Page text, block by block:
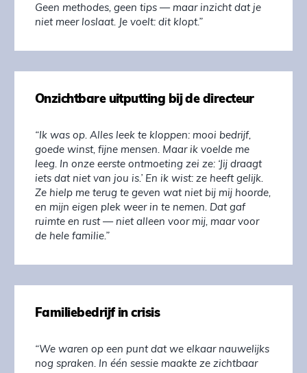
Geen methodes, geen tips — maar inzicht dat je
niet meer loslaat. Je voelt: dit klopt.”
Onzichtbare uitputting bij de directeur
“Ik was op. Alles leek te kloppen: mooi bedrijf,
goede winst, fijne mensen. Maar ik voelde me
leeg. In onze eerste ontmoeting zei ze: ‘Jij draagt
iets dat niet van jou is.’ En ik wist: ze heeft gelijk.
Ze hielp me terug te geven wat niet bij mij hoorde,
en mijn eigen plek weer in te nemen. Dat gaf
ruimte en rust — niet alleen voor mij, maar voor
de hele familie.”
Familiebedrijf in crisis
“We waren op een punt dat we elkaar nauwelijks
nog spraken. In één sessie maakte ze zichtbaar